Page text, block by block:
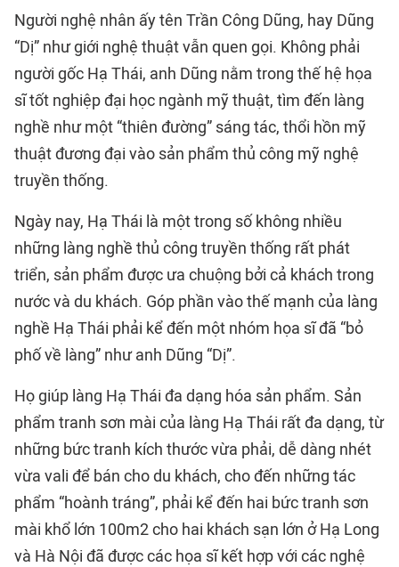
Người nghệ nhân ấy tên Trần Công Dũng, hay Dũng
“Dị” như giới nghệ thuật vẫn quen gọi. Không phải
người gốc Hạ Thái, anh Dũng nằm trong thế hệ họa
sĩ tốt nghiệp đại học ngành mỹ thuật, tìm đến làng
nghề như một “thiên đường” sáng tác, thổi hồn mỹ
thuật đương đại vào sản phẩm thủ công mỹ nghệ
truyền thống.
Ngày nay, Hạ Thái là một trong số không nhiều
những làng nghề thủ công truyền thống rất phát
triển, sản phẩm được ưa chuộng bởi cả khách trong
nước và du khách. Góp phần vào thế mạnh của làng
nghề Hạ Thái phải kể đến một nhóm họa sĩ đã “bỏ
phố về làng” như anh Dũng “Dị”.
Họ giúp làng Hạ Thái đa dạng hóa sản phẩm. Sản
phẩm tranh sơn mài của làng Hạ Thái rất đa dạng, từ
những bức tranh kích thước vừa phải, dễ dàng nhét
vừa vali để bán cho du khách, cho đến những tác
phẩm “hoành tráng”, phải kể đến hai bức tranh sơn
mài khổ lớn 100m2 cho hai khách sạn lớn ở Hạ Long
và Hà Nội đã được các họa sĩ kết hợp với các nghệ